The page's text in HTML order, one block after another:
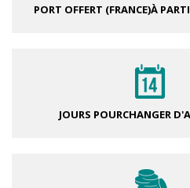
PORT OFFERT (FRANCE)À
JOURS POURCHANGER